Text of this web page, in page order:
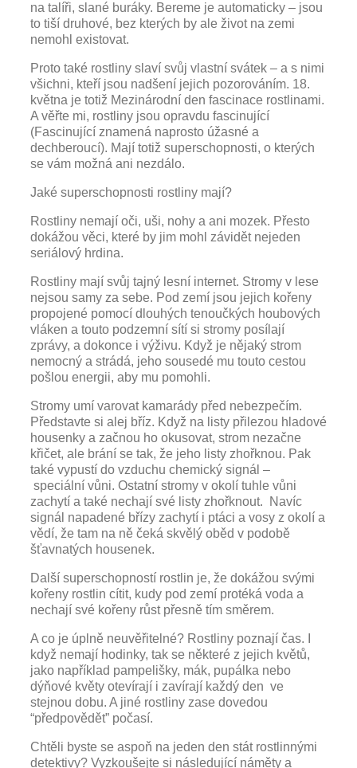
na talíři, slané buráky. Bereme je automaticky – jsou
to tiší druhové, bez kterých by ale život na zemi
nemohl existovat.
Proto také rostliny slaví svůj vlastní svátek – a s nimi
všichni, kteří jsou nadšení jejich pozorováním. 18.
května je totiž Mezinárodní den fascinace rostlinami.
A věřte mi, rostliny jsou opravdu fascinující
(Fascinující znamená naprosto úžasné a
dechberoucí). Mají totiž superschopnosti, o kterých
se vám možná ani nezdálo.
Jaké superschopnosti rostliny mají?
Rostliny nemají oči, uši, nohy a ani mozek. Přesto
dokážou věci, které by jim mohl závidět nejeden
seriálový hrdina.
Rostliny mají svůj tajný lesní internet. Stromy v lese
nejsou samy za sebe. Pod zemí jsou jejich kořeny
propojené pomocí dlouhých tenoučkých houbových
vláken a touto podzemní sítí si stromy posílají
zprávy, a dokonce i výživu. Když je nějaký strom
nemocný a strádá, jeho sousedé mu touto cestou
pošlou energii, aby mu pomohli.
Stromy umí varovat kamarády před nebezpečím.
Představte si alej bříz. Když na listy přilezou hladové
housenky a začnou ho okusovat, strom nezačne
křičet, ale brání se tak, že jeho listy zhořknou. Pak
také vypustí do vzduchu chemický signál –
speciální vůni. Ostatní stromy v okolí tuhle vůni
zachytí a také nechají své listy zhořknout. Navíc
signál napadené břízy zachytí i ptáci a vosy z okolí a
vědí, že tam na ně čeká skvělý oběd v podobě
šťavnatých housenek.
Další superschopností rostlin je, že dokážou svými
kořeny rostlin cítit, kudy pod zemí protéká voda a
nechají své kořeny růst přesně tím směrem.
A co je úplně neuvěřitelné? Rostliny poznají čas. I
když nemají hodinky, tak se některé z jejich květů,
jako například pampelišky, mák, pupálka nebo
dýňové květy otevírají i zavírají každý den ve
stejnou dobu. A jiné rostliny zase dovedou
“předpovědět” počasí.
Chtěli byste se aspoň na jeden den stát rostlinnými
detektivy? Vyzkoušejte si následující náměty a